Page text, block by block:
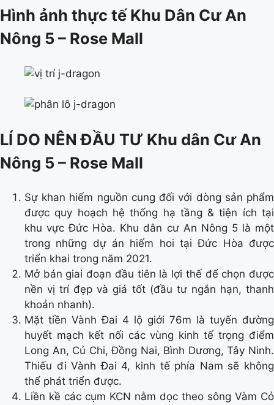
Hình ảnh thực tế Khu Dân Cư An
Nông 5 – Rose Mall
LÍ DO NÊN ĐẦU TƯ Khu dân Cư An
Nông 5 – Rose Mall
Sự khan hiếm nguồn cung đối với dòng sản phẩm
được quy hoạch hệ thống hạ tầng & tiện ích tại
khu vực Đức Hòa. Khu dân cư An Nông 5 là một
trong những dự án hiếm hoi tại Đức Hòa được
triển khai trong năm 2021.
Mở bán giai đoạn đầu tiên là lợi thế để chọn được
nền vị trí đẹp và giá tốt (đầu tư ngắn hạn, thanh
khoản nhanh).
Mặt tiền Vành Đai 4 lộ giới 76m là tuyến đường
huyết mạch kết nối các vùng kinh tế trọng điểm
Long An, Củ Chi, Đồng Nai, Bình Dương, Tây Ninh.
Thiếu đi Vành Đai 4, kinh tế phía Nam sẽ không
thể phát triển được.
Liền kề các cụm KCN nằm dọc theo sông Vàm Cỏ